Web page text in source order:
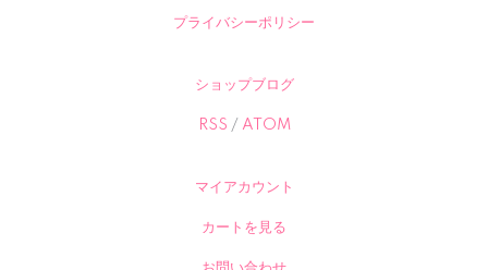
プライバシーポリシー
ショップブログ
RSS / ATOM
マイアカウント
カートを見る